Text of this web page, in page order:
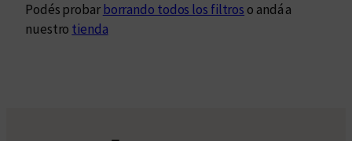
Podés probarborrando todos los filtros o andá a
nuestro tienda